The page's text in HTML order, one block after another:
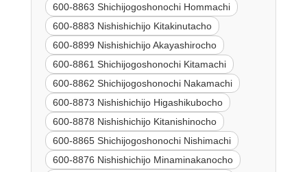
600-8863 Shichijogoshonochi Hommachi
600-8883 Nishishichijo Kitakinutacho
600-8899 Nishishichijo Akayashirocho
600-8861 Shichijogoshonochi Kitamachi
600-8862 Shichijogoshonochi Nakamachi
600-8873 Nishishichijo Higashikubocho
600-8878 Nishishichijo Kitanishinocho
600-8865 Shichijogoshonochi Nishimachi
600-8876 Nishishichijo Minaminakanocho